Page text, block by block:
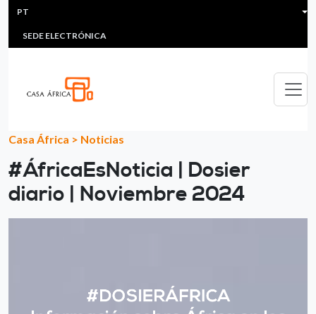
Passar para o conteúdo principal
HEADER MENU
MULTIMEDIA
SEDE ELECTRÓNICA
PT
Casa África > Noticias
#ÁfricaEsNoticia | Dosier
diario | Noviembre 2024